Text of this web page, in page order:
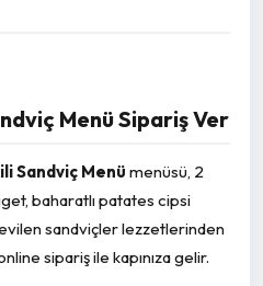
Menü Sipariş Ver
Sandviç Menü menüsü, 2
baharatlı patates cipsi
sandviçler lezzetlerinden
sipariş ile kapınıza gelir.